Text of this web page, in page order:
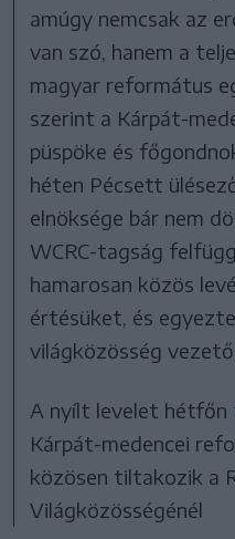
amúgy nemcsak az
van szó, hanem a
magyar református
szerint a Kárpát-
püspöke és
héten Pécsett
elnöksége bár nem
WCRC-tagság
hamarosan közös
értésüket, és
világközösség
A nyílt levelet hétfőn
Kárpát-medencei
közösen tiltakozik a
Világközösségénél